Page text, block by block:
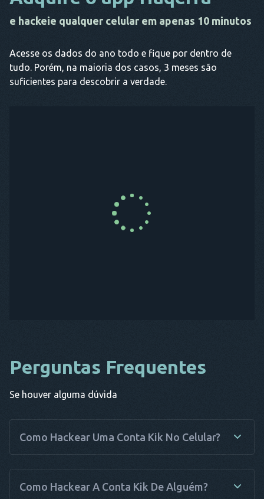
e hackeie qualquer celular em apenas 10 minutos
Acesse os dados do ano todo e fique por dentro de
tudo. Porém, na maioria dos casos, 3 meses são
suficientes para descobrir a verdade.
COMPRE AGORA
Perguntas Frequentes
Se houver alguma dúvida
Como Hackear Uma Conta Kik No Celular?
Se você estiver procurando uma opção simples e confiável
para hackear o Kik e espionar, então o Haqerra é a solução
perfeita. Tudo o que você precisa fazer é instalar o software
Como Hackear A Conta Kik De Alguém?